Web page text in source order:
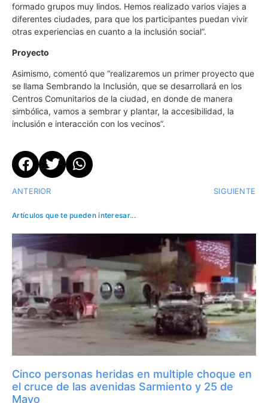
formado grupos muy lindos. Hemos realizado varios viajes a
diferentes ciudades, para que los participantes puedan vivir
otras experiencias en cuanto a la inclusión social”.
Proyecto
Asimismo, comentó que “realizaremos un primer proyecto que
se llama Sembrando la Inclusión, que se desarrollará en los
Centros Comunitarios de la ciudad, en donde de manera
simbólica, vamos a sembrar y plantar, la accesibilidad, la
inclusión e interacción con los vecinos”.
ANTERIOR SIGUIENTE
Artículos que te pueden interesar...
Cinco personas heridas en multiple choque en
el cruce de las avenidas Sarmiento y 25 de
Mayo